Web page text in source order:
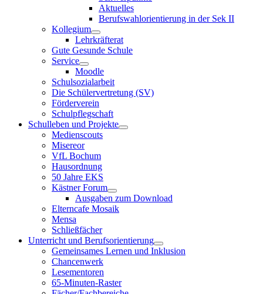
Aktuelles
Berufswahlorientierung in der Sek II
Kollegium
Lehrkräfterat
Gute Gesunde Schule
Service
Moodle
Schulsozialarbeit
Die Schülervertretung (SV)
Förderverein
Schulpflegschaft
Schulleben und Projekte
Medienscouts
Misereor
VfL Bochum
Hausordnung
50 Jahre EKS
Kästner Forum
Ausgaben zum Download
Elterncafe Mosaik
Mensa
Schließfächer
Unterricht und Berufsorientierung
Gemeinsames Lernen und Inklusion
Chancenwerk
Lesementoren
65-Minuten-Raster